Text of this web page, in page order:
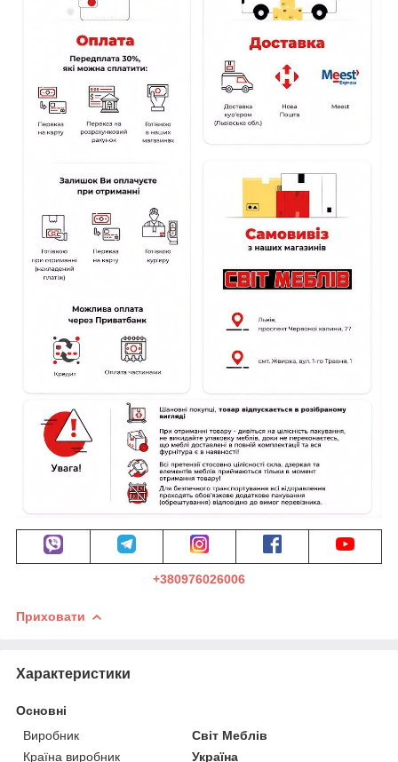
+380976026006
Приховати
Характеристики
Основні
Виробник
Світ Меблів
Країна виробник
Україна